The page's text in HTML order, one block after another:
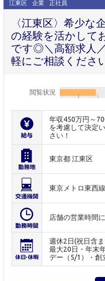
江東区 企業 正社員
〈江東区〉希少な
の経験を活かして
です◎＼高額求人
軽にご相談くださ
閲覧状況
年収450万円～
を考慮して決定
さい！
東京都 江東区
東京メトロ東西
店舗の営業時間
週休2日(祝日含
最大20日・年末
デー（5/1）・創